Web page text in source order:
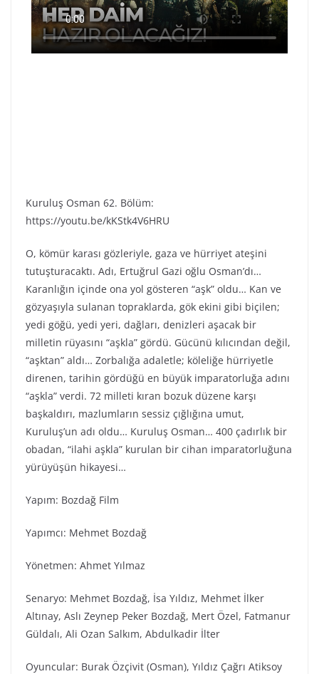
Kuruluş Osman 62. Bölüm:
https://youtu.be/kKStk4V6HRU
O, kömür karası gözleriyle, gaza ve hürriyet ateşini
tutuşturacaktı. Adı, Ertuğrul Gazi oğlu Osman’dı…
Karanlığın içinde ona yol gösteren “aşk” oldu… Kan ve
gözyaşıyla sulanan topraklarda, gök ekini gibi biçilen;
yedi göğü, yedi yeri, dağları, denizleri aşacak bir
milletin rüyasını “aşkla” gördü. Gücünü kılıcından değil,
“aşktan” aldı… Zorbalığa adaletle; köleliğe hürriyetle
direnen, tarihin gördüğü en büyük imparatorluğa adını
“aşkla” verdi. 72 milleti kıran bozuk düzene karşı
başkaldırı, mazlumların sessiz çığlığına umut,
Kuruluş’un adı oldu… Kuruluş Osman… 400 çadırlık bir
obadan, “ilahi aşkla” kurulan bir cihan imparatorluğuna
yürüyüşün hikayesi…
Yapım: Bozdağ Film
Yapımcı: Mehmet Bozdağ
Yönetmen: Ahmet Yılmaz
Senaryo: Mehmet Bozdağ, İsa Yıldız, Mehmet İlker
Altınay, Aslı Zeynep Peker Bozdağ, Mert Özel, Fatmanur
Güldalı, Ali Ozan Salkım, Abdulkadir İlter
Oyuncular: Burak Özçivit (Osman), Yıldız Çağrı Atiksoy